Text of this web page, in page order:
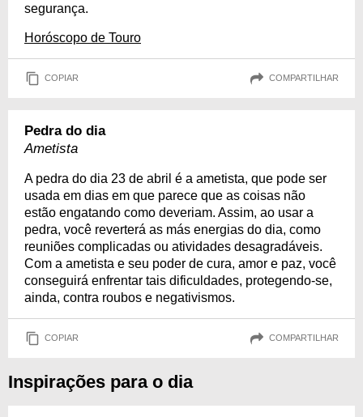
segurança.
Horóscopo de Touro
COPIAR COMPARTILHAR
Pedra do dia
Ametista
A pedra do dia 23 de abril é a ametista, que pode ser
usada em dias em que parece que as coisas não
estão engatando como deveriam. Assim, ao usar a
pedra, você reverterá as más energias do dia, como
reuniões complicadas ou atividades desagradáveis.
Com a ametista e seu poder de cura, amor e paz, você
conseguirá enfrentar tais dificuldades, protegendo-se,
ainda, contra roubos e negativismos.
COPIAR COMPARTILHAR
Inspirações para o dia